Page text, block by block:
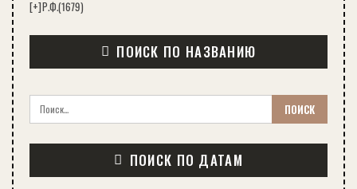
[+]Р.Ф.(1679)
ПОИСК ПО НАЗВАНИЮ
ПОИСК ПО ДАТАМ